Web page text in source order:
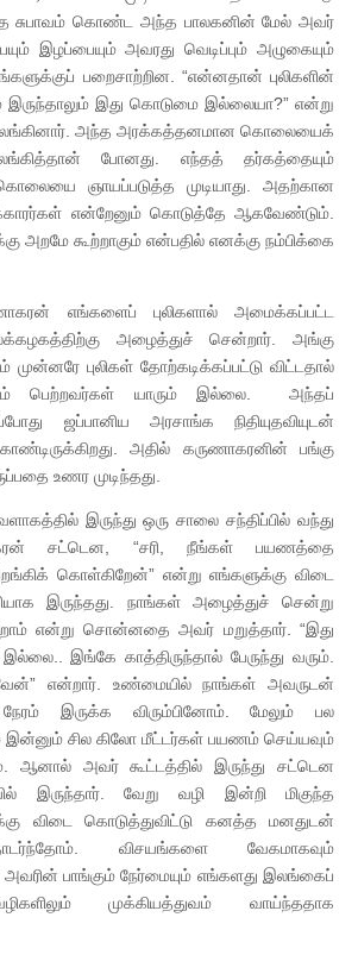
சுபாவம் கொண்ட அந்த பாலகனின் மேல் அவர்
இழப்பையும் அவரது வெடிப்பும் அழுகையும்
பறைசாற்றின. “என்னதான் புலிகளின்
இருந்தாலும் இது கொடுமை இல்லையா?” என்று
கலங்கினார். அந்த அரக்கத்தனமான கொலையைக்
போனது. எந்தத் தர்கத்தையும்
ஞாயப்படுத்த முடியாது. அதற்கான
என்றேனும் கொடுத்தே ஆகவேண்டும்.
அறமே கூற்றாகும் என்பதில் எனக்கு நம்பிக்கை
எங்களைப் புலிகளால் அமைக்கப்பட்ட
அழைத்துச் சென்றார். அங்கு
புலிகள் தோற்கடிக்கப்பட்டு விட்டதால்
பெற்றவர்கள் யாரும் இல்லை. அந்தப்
ஜப்பானிய அரசாங்க நிதியுதவியுடன்
அதில் கருணாகரனின் பங்கு
உணர முடிந்தது.
இருந்து ஒரு சாலை சந்திப்பில் வந்து
சட்டென, “சரி, நீங்கள் பயணத்தை
கொள்கிறேன்” என்று எங்களுக்கு விடை
இருந்தது. நாங்கள் அழைத்துச் சென்று
என்று சொன்னதை அவர் மறுத்தார். “இது
இங்கே காத்திருந்தால் பேருந்து வரும்.
என்றார். உண்மையில் நாங்கள் அவருடன்
இருக்க விரும்பினோம். மேலும் பல
இன்னும் சில கிலோ மீட்டர்கள் பயணம் செய்யவும்
ஆனால் அவர் கூட்டத்தில் இருந்து சட்டென
இருந்தார். வேறு வழி இன்றி மிகுந்த
விடை கொடுத்துவிட்டு கனத்த மனதுடன்
விசயங்களை வேகமாகவும்
அவரின் பாங்கும் நேர்மையும் எங்களது இலங்கைப்
முக்கியத்துவம் வாய்ந்ததாக